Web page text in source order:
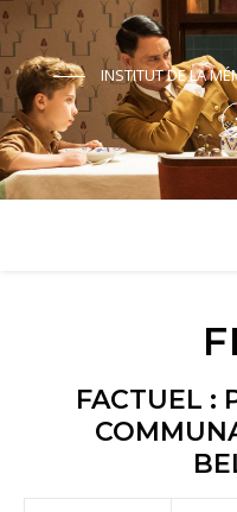
INSTITUT DE LA
FACTUEL :